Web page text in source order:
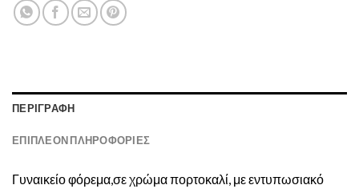
ΠΕΡΙΓΡΑΦΉ
ΕΠΙΠΛΈΟΝ ΠΛΗΡΟΦΟΡΊΕΣ
Γυναικείο φόρεμα,σε χρώμα πορτοκαλί, με εντυπωσιακό